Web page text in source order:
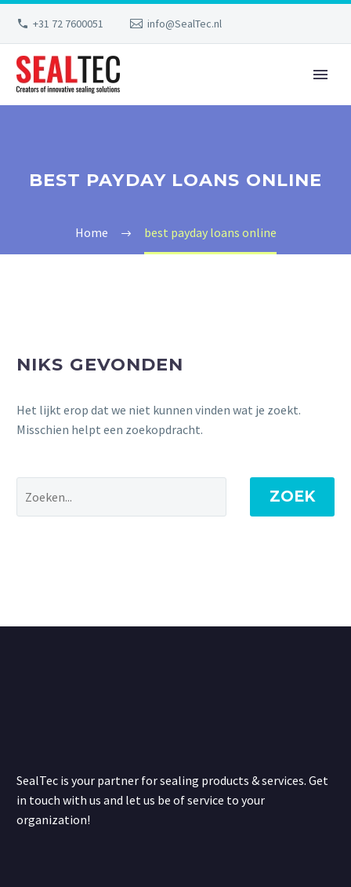
+31 72 7600051 info@SealTec.nl
BEST PAYDAY LOANS ONLINE
Home best payday loans online
NIKS GEVONDEN
Het lijkt erop dat we niet kunnen vinden wat je zoekt.
Misschien helpt een zoekopdracht.
ZOEK
SealTec is your partner for sealing products & services. Get
in touch with us and let us be of service to your
organization!